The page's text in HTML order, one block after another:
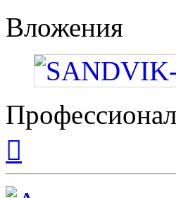
Вложения
началу